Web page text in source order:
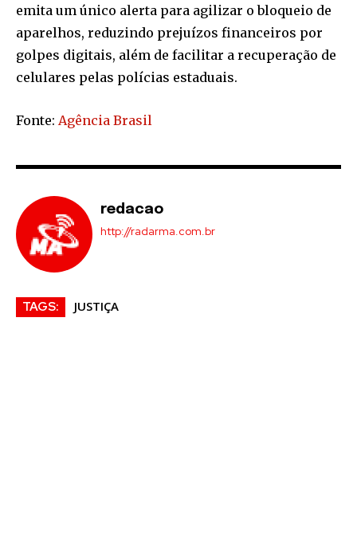
emita um único alerta para agilizar o bloqueio de
aparelhos, reduzindo prejuízos financeiros por
golpes digitais, além de facilitar a recuperação de
celulares pelas polícias estaduais.
Fonte: Agência Brasil
redacao
http://radarma.com.br
TAGS: JUSTIÇA